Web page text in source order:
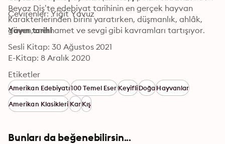
Beyaz Diş’te edebiyat tarihinin en gerçek hayvan
karakterlerinden birini yaratırken, düşmanlık, ahlâk,
güven, merhamet ve sevgi gibi kavramları tartışıyor.
Çevirenler: Yiğit Yavuz
Yayın tarihi
Sesli Kitap: 30 Ağustos 2021
E-Kitap: 8 Aralık 2020
Etiketler
Amerikan Edebiyatı100 Temel EserKeyifliDoğaHayvanlar
Amerikan Klasikleri Kar Kış
Bunları da beğenebilirsin...